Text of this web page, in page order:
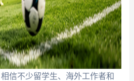
信不少留学生、海外工作者和